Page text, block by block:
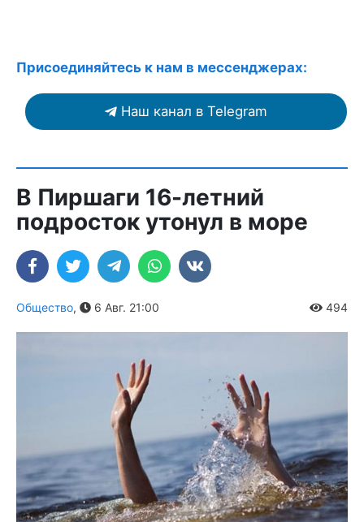
Присоединяйтесь к нам в мессенджерах:
Наш канал в Telegram
В Пиршаги 16-летний
подросток утонул в море
Общество, 6 Авг. 21:00 494